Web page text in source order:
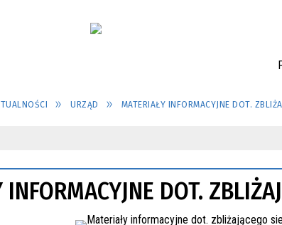
URZĄD MATERIAŁY INFORMACYJNE DOT.
DOT.